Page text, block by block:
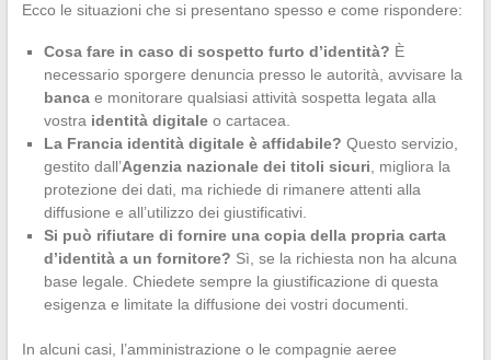
Ecco le situazioni che si presentano spesso e come rispondere:
Cosa fare in caso di sospetto furto d’identità? È
necessario sporgere denuncia presso le autorità, avvisare la
bancae monitorare qualsiasi attività sospetta legata alla
vostra identità digitaleo cartacea.
La Francia identità digitale è affidabile? Questo servizio,
gestito dall’Agenzia nazionale dei titoli sicuri , migliora la
protezione dei dati, ma richiede di rimanere attenti alla
diffusione e all’utilizzo dei giustificativi.
Si può rifiutare di fornire una copia della propria carta
d’identità a un fornitore? Sì, se la richiesta non ha alcuna
base legale. Chiedete sempre la giustificazione di questa
esigenza e limitate la diffusione dei vostri documenti.
In alcuni casi, l’amministrazione o le compagnie aeree